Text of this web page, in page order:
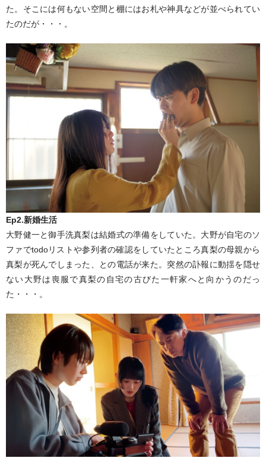
た。そこには何もない空間と棚にはお札や神具などが並べられてい
たのだが・・・。
Ep2.新婚生活
大野健一と御手洗真梨は結婚式の準備をしていた。大野が自宅のソ
ファでtodoリストや参列者の確認をしていたところ真梨の母親から
真梨が死んでしまった、との電話が来た。突然の訃報に動揺を隠せ
ない大野は喪服で真梨の自宅の古びた一軒家へと向かうのだっ
た・・・。